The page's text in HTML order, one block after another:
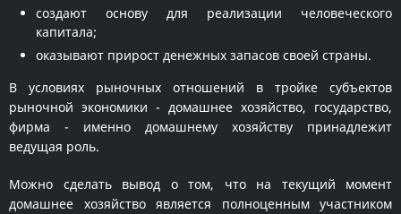
создают основу для реализации человеческого
капитала;
оказывают прирост денежных запасов своей страны.
В условиях рыночных отношений в тройке субъектов
рыночной экономики - домашнее хозяйство, государство,
фирма - именно домашнему хозяйству принадлежит
ведущая роль.
Можно сделать вывод о том, что на текущий момент
домашнее хозяйство является полноценным участником